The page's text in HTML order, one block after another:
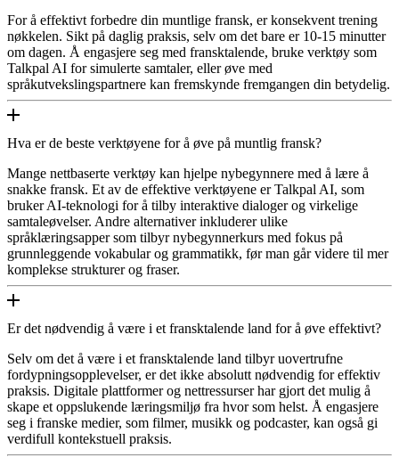
For å effektivt forbedre din muntlige fransk, er konsekvent trening
nøkkelen. Sikt på daglig praksis, selv om det bare er 10-15 minutter
om dagen. Å engasjere seg med fransktalende, bruke verktøy som
Talkpal AI for simulerte samtaler, eller øve med
språkutvekslingspartnere kan fremskynde fremgangen din betydelig.
Hva er de beste verktøyene for å øve på muntlig fransk?
Mange nettbaserte verktøy kan hjelpe nybegynnere med å lære å
snakke fransk. Et av de effektive verktøyene er Talkpal AI, som
bruker AI-teknologi for å tilby interaktive dialoger og virkelige
samtaleøvelser. Andre alternativer inkluderer ulike
språklæringsapper som tilbyr nybegynnerkurs med fokus på
grunnleggende vokabular og grammatikk, før man går videre til mer
komplekse strukturer og fraser.
Er det nødvendig å være i et fransktalende land for å øve effektivt?
Selv om det å være i et fransktalende land tilbyr uovertrufne
fordypningsopplevelser, er det ikke absolutt nødvendig for effektiv
praksis. Digitale plattformer og nettressurser har gjort det mulig å
skape et oppslukende læringsmiljø fra hvor som helst. Å engasjere
seg i franske medier, som filmer, musikk og podcaster, kan også gi
verdifull kontekstuell praksis.